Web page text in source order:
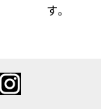
す。